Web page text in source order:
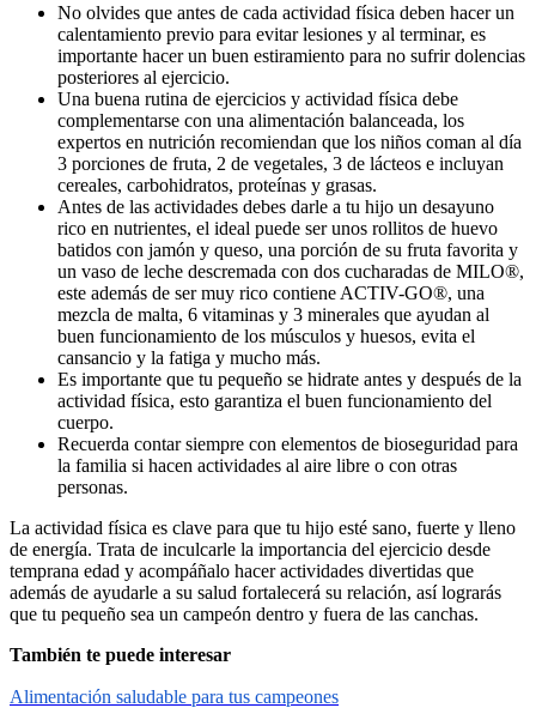
No olvides que antes de cada actividad física deben hacer un
calentamiento previo para evitar lesiones y al terminar, es
importante hacer un buen estiramiento para no sufrir dolencias
posteriores al ejercicio.
Una buena rutina de ejercicios y actividad física debe
complementarse con una alimentación balanceada, los
expertos en nutrición recomiendan que los niños coman al día
3 porciones de fruta, 2 de vegetales, 3 de lácteos e incluyan
cereales, carbohidratos, proteínas y grasas.
Antes de las actividades debes darle a tu hijo un desayuno
rico en nutrientes, el ideal puede ser unos rollitos de huevo
batidos con jamón y queso, una porción de su fruta favorita y
un vaso de leche descremada con dos cucharadas de MILO®,
este además de ser muy rico contiene ACTIV-GO®, una
mezcla de malta, 6 vitaminas y 3 minerales que ayudan al
buen funcionamiento de los músculos y huesos, evita el
cansancio y la fatiga y mucho más.
Es importante que tu pequeño se hidrate antes y después de la
actividad física, esto garantiza el buen funcionamiento del
cuerpo.
Recuerda contar siempre con elementos de bioseguridad para
la familia si hacen actividades al aire libre o con otras
personas.
La actividad física es clave para que tu hijo esté sano, fuerte y lleno
de energía. Trata de inculcarle la importancia del ejercicio desde
temprana edad y acompáñalo hacer actividades divertidas que
además de ayudarle a su salud fortalecerá su relación, así lograrás
que tu pequeño sea un campeón dentro y fuera de las canchas.
También te puede interesar
Alimentación saludable para tus campeones